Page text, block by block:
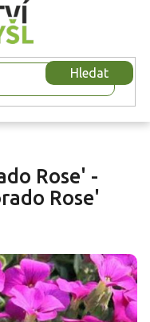
Hledat
Rose' -
Rose'